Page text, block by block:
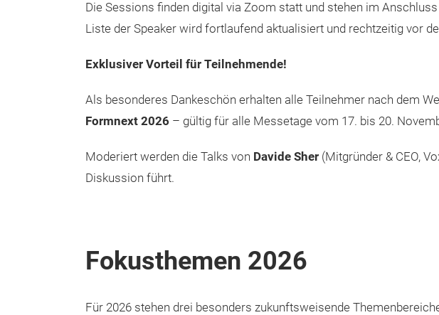
Die Sessions finden digital via Zoom statt und stehen im
Liste der Speaker wird fortlaufend aktualisiert und rechtzeitig vor
Exklusiver Vorteil für Teilnehmende!
Als besonderes Dankeschön erhalten alle Teilnehmer nach dem
Formnext 2026 – gültig für alle Messetage vom 17. bis 20.
Moderiert werden die Talks von Davide Sher (Mitgründer & CEO,
Diskussion führt.
Fokusthemen 2026
Für 2026 stehen drei besonders zukunftsweisende